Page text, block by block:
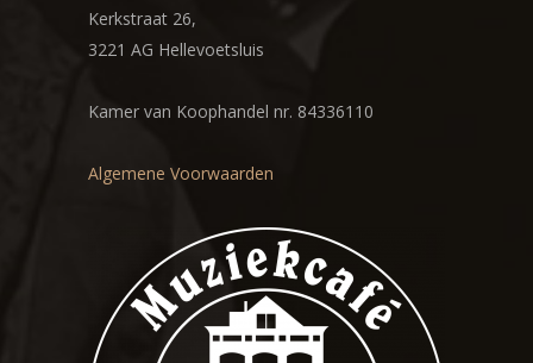
Kerkstraat 26,
3221 AG Hellevoetsluis
Kamer van Koophandel nr. 84336110
Algemene Voorwaarden